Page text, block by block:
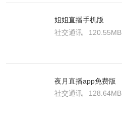
姐姐直播手机版
社交通讯
120.55MB
夜月直播app免费版
社交通讯
128.64MB